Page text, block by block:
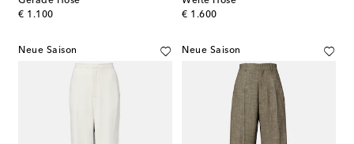
€ 1.100
original price
€ 1.600
original price
Neue Saison Neue Saison